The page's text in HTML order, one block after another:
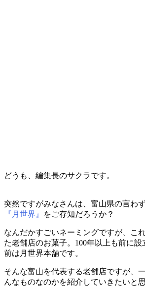
どうも、編集長のサクラです。
突然ですがみなさんは、富山県の言わ
『月世界』
をご存知だろうか？
なんだかすごいネーミングですが、こ
た老舗店のお菓子。100年以上も前に設
前は月世界本舗です。
そんな富山を代表する老舗店ですが、
んなものなのかを紹介していきたいと思